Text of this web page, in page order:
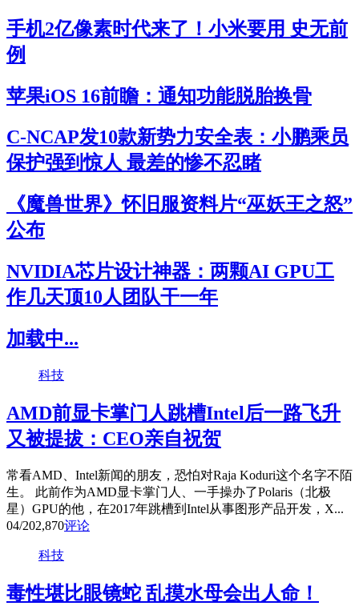
手机2亿像素时代来了！小米要用 史无前
例
苹果iOS 16前瞻：通知功能脱胎换骨
C-NCAP发10款新势力安全表：小鹏乘员
保护强到惊人 最差的惨不忍睹
《魔兽世界》怀旧服资料片“巫妖王之怒”
公布
NVIDIA芯片设计神器：两颗AI GPU工
作几天顶10人团队干一年
加载中...
科技
AMD前显卡掌门人跳槽Intel后一路飞升
又被提拔：CEO亲自祝贺
常看AMD、Intel新闻的朋友，恐怕对Raja Koduri这个名字不陌
生。 此前作为AMD显卡掌门人、一手操办了Polaris（北极
星）GPU的他，在2017年跳槽到Intel从事图形产品开发，X...
04/202,870评论
科技
毒性堪比眼镜蛇 乱摸水母会出人命！